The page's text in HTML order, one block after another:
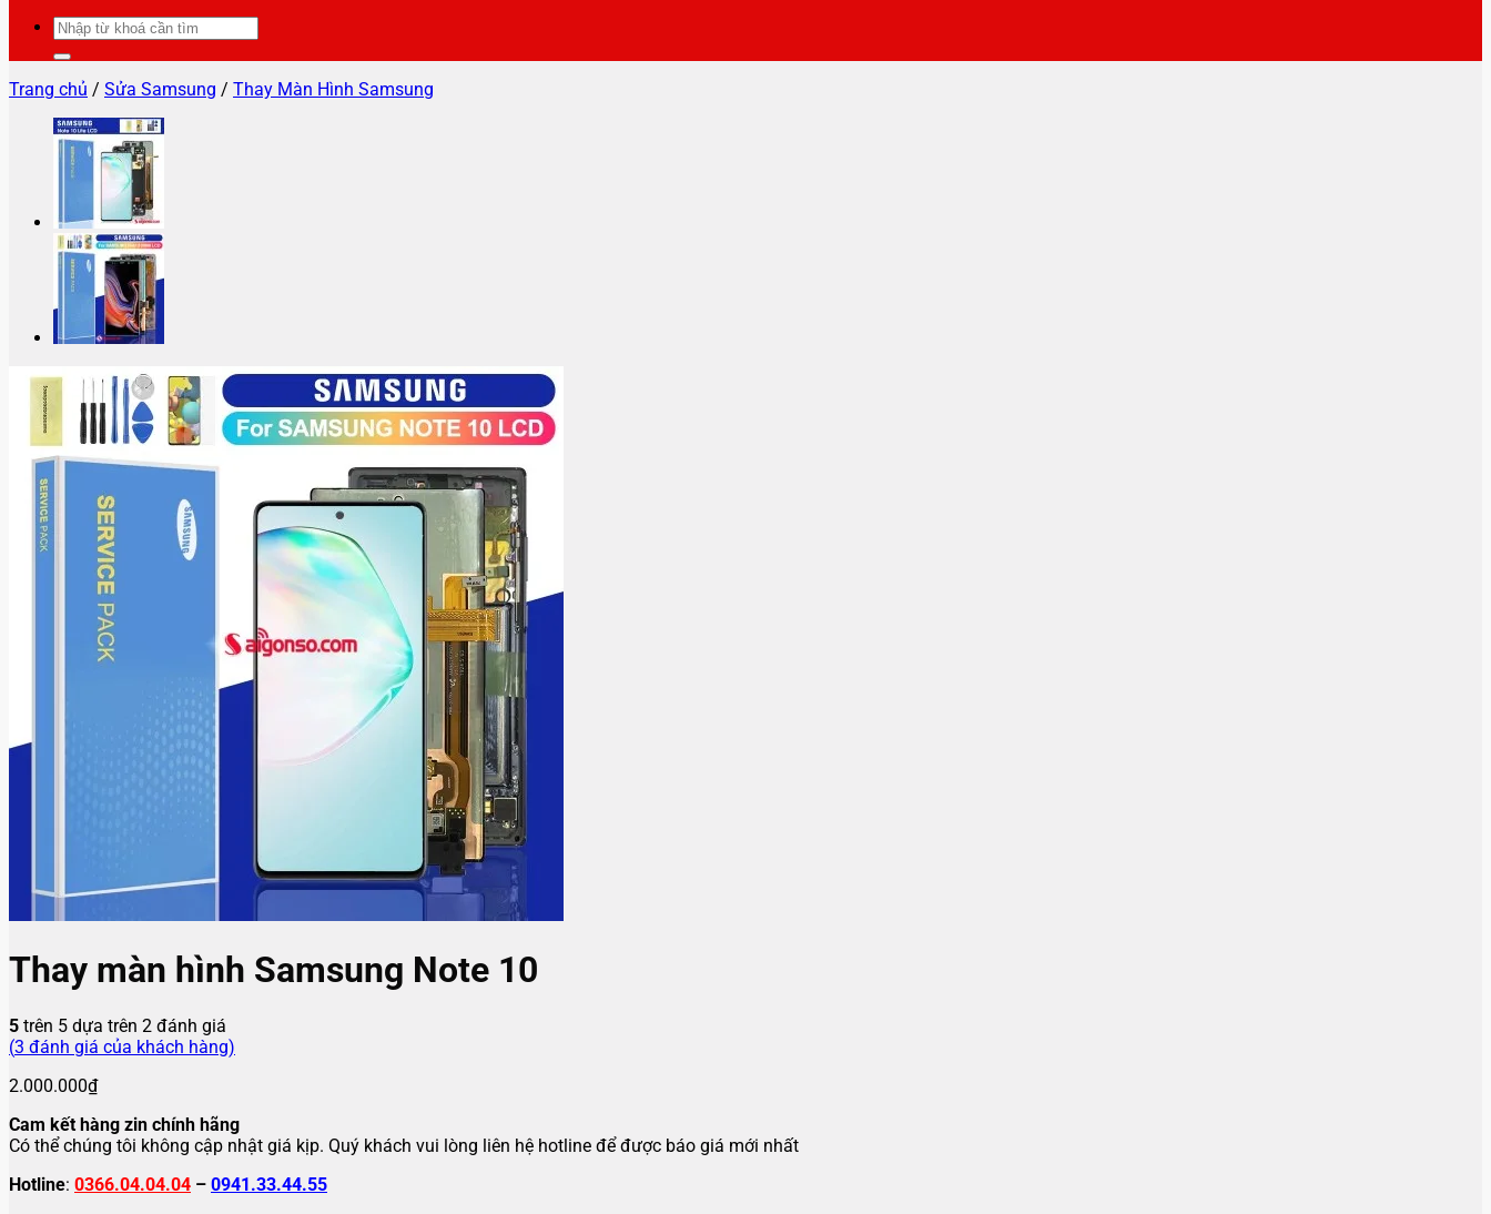
Tìm
kiếm:
Trang chủ / Sửa Samsung / Thay Màn Hình Samsung
Thay màn hình Samsung Note 10
5 trên 5 dựa trên 2 đánh giá
(3 đánh giá của khách hàng)
2.000.000₫
Cam kết hàng zin chính hãng
Có thể chúng tôi không cập nhật giá kịp. Quý khách vui lòng liên hệ hotline để được báo giá mới nhất
Hotline: 0366.04.04.04 – 0941.33.44.55